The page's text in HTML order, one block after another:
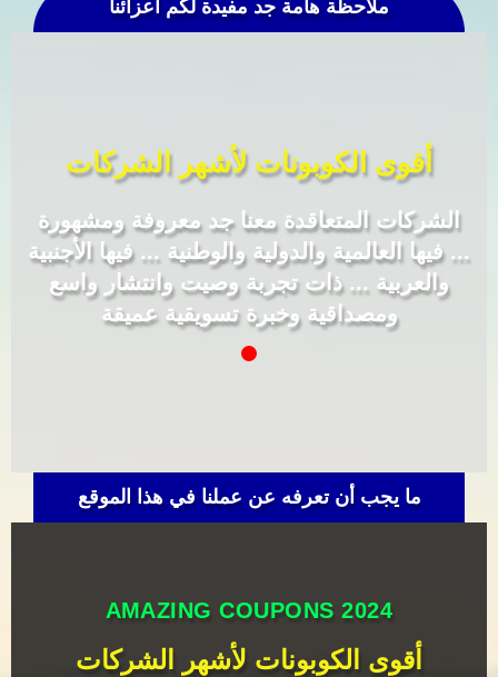
ملاحظة هامة جد مفيدة لكم أعزائنا
أقوى الكوبونات لأشهر الشركات
الشركات المتعاقدة معنا جد معروفة ومشهورة
... فيها العالمية والدولية والوطنية ... فيها الأجنبية
والعربية ... ذات تجربة وصيت وانتشار واسع
ومصداقية وخبرة تسويقية عميقة
ما يجب أن تعرفه عن عملنا في هذا الموقع
AMAZING COUPONS 2024
أقوى الكوبونات لأشهر الشركات